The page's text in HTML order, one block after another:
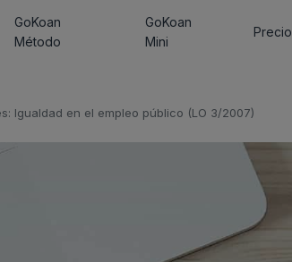
GoKoan
Método
GoKoan
Mini
Precio
Igualdad en el empleo público (LO 3/2007)